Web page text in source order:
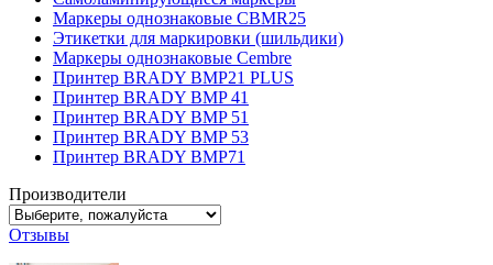
Маркеры однознаковые CBMR25
Этикетки для маркировки (шильдики)
Маркеры однознаковые Cembre
Принтер BRADY BMP21 PLUS
Принтер BRADY BMP 41
Принтер BRADY BMP 51
Принтер BRADY BMP 53
Принтер BRADY BMP71
Производители
Отзывы